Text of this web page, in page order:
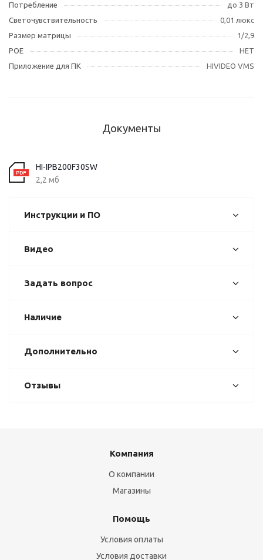
Потребление
до 3 Вт
Светочувствительность
0,01 люкс
Размер матрицы
1/2,9
POE
НЕТ
Приложение для ПК
HIVIDEO VMS
Документы
HI-IPB200F30SW
2,2 мб
Инструкции и ПО
Видео
Задать вопрос
Наличие
Дополнительно
Отзывы
Компания
О компании
Магазины
Помощь
Условия оплаты
Условия доставки